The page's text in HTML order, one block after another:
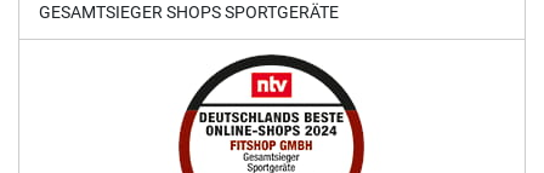
GESAMTSIEGER SHOPS SPORTGERÄTE